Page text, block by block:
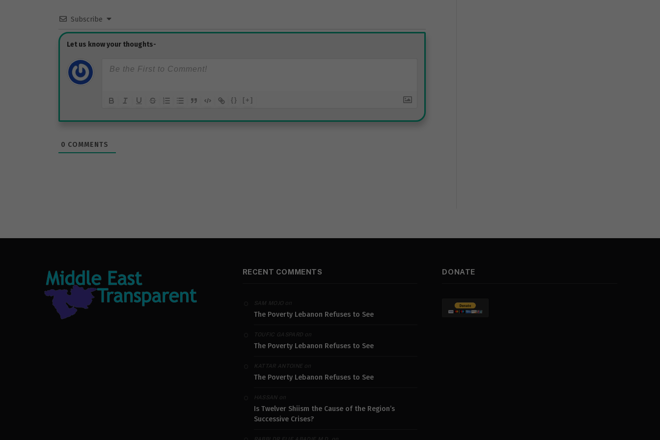
Subscribe
{} [+]
0 COMMENTS
RECENT COMMENTS
SAM MOJO on
The Poverty Lebanon Refuses to See
TOUFIC GASPARD on
The Poverty Lebanon Refuses to See
KATTAR ANTOINEon
The Poverty Lebanon Refuses to See
HASSANon
Is Twelver Shiism the Cause of the Region’s
Successive Crises?
DONATE